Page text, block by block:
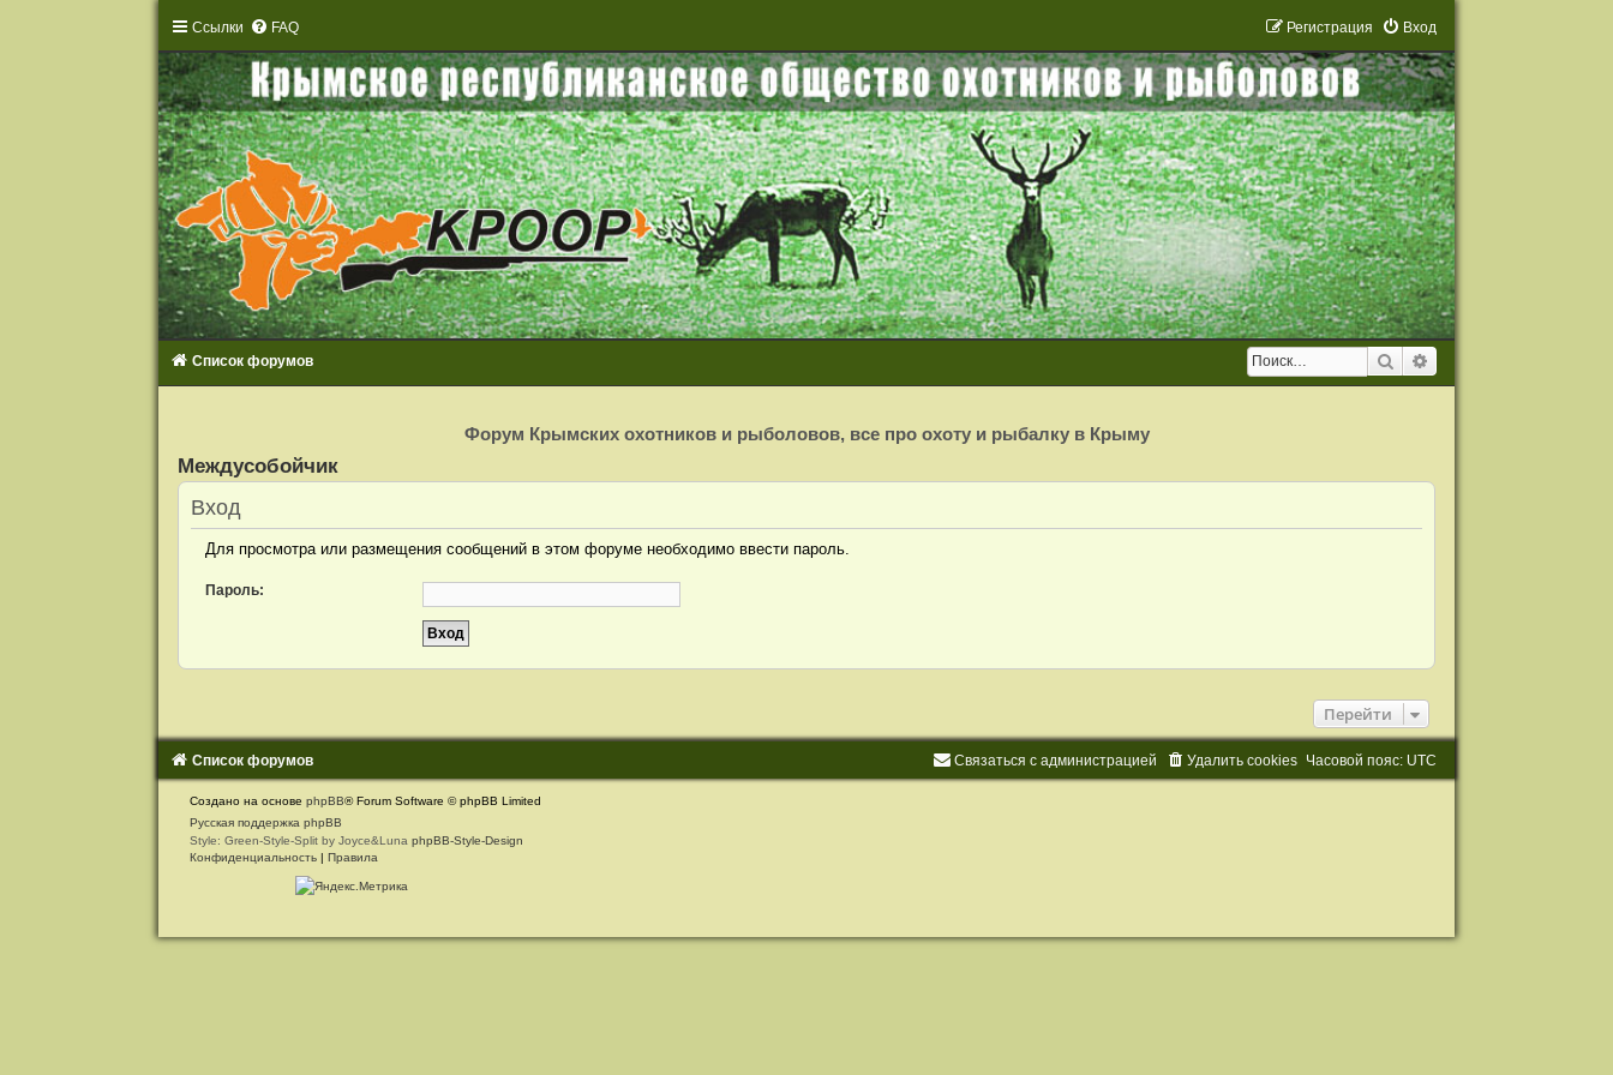
Ссылки FAQ Вход
Регистрация
Поиск
Список форумов
и
с
Форум Крымских охотников и рыболовов, все про охоту и рыбалку в Крыму
Междусобойчик
Вход
Для просмотра или размещения сообщений в этом форуме необходимо ввести пароль.
Пароль:
Перейти
Список форумов Часовой пояс: UTC
Удалить cookies
т
Связаться с администрацией
Создано на основе phpBB® Forum Software © phpBB Limited
Русская поддержка phpBB
Style: Green-Style-Split by Joyce&Luna phpBB-Style-Design
Конфиденциальность | Правила